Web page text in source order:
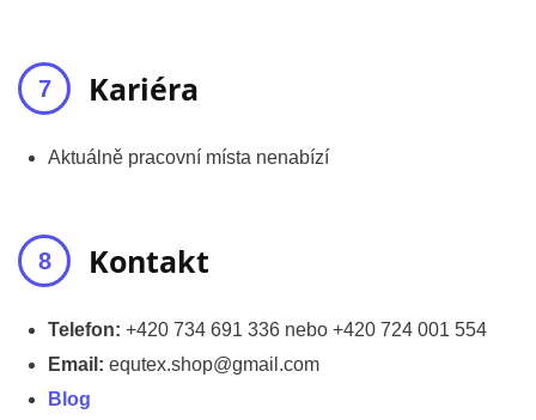
Kariéra
Aktuálně pracovní místa nenabízí
Kontakt
Telefon: +420 734 691 336 nebo +420 724 001 554
Email: equtex.shop@gmail.com
Blog